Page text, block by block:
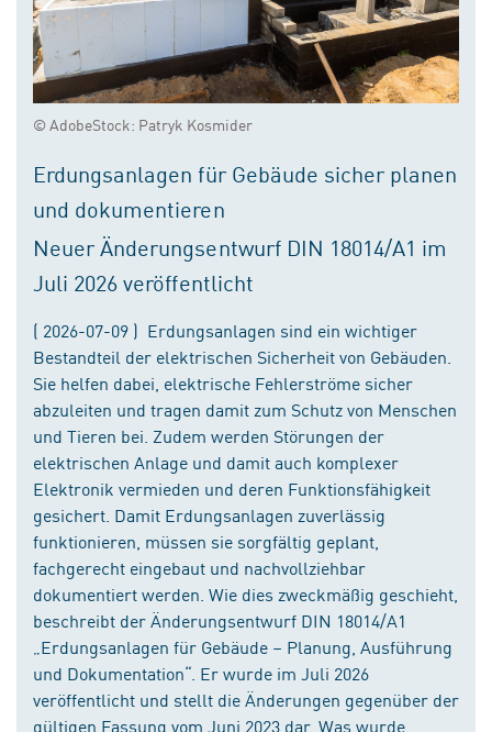
© AdobeStock: Patryk Kosmider
Erdungsanlagen für Gebäude sicher planen
und dokumentieren
Neuer Änderungsentwurf DIN 18014/A1 im
Juli 2026 veröffentlicht
( 2026-07-09 ) Erdungsanlagen sind ein wichtiger
Bestandteil der elektrischen Sicherheit von Gebäuden.
Sie helfen dabei, elektrische Fehlerströme sicher
abzuleiten und tragen damit zum Schutz von Menschen
und Tieren bei. Zudem werden Störungen der
elektrischen Anlage und damit auch komplexer
Elektronik vermieden und deren Funktionsfähigkeit
gesichert. Damit Erdungsanlagen zuverlässig
funktionieren, müssen sie sorgfältig geplant,
fachgerecht eingebaut und nachvollziehbar
dokumentiert werden. Wie dies zweckmäßig geschieht,
beschreibt der Änderungsentwurf DIN 18014/A1
„Erdungsanlagen für Gebäude – Planung, Ausführung
und Dokumentation“. Er wurde im Juli 2026
veröffentlicht und stellt die Änderungen gegenüber der
gültigen Fassung vom Juni 2023 dar. Was wurde